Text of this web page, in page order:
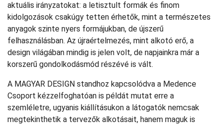
aktuális irányzatokat: a letisztult formák és finom
kidolgozások csakúgy tetten érhetők, mint a természetes
anyagok szinte nyers formájukban, de újszerű
felhasználásban. Az újraértelmezés, mint alkotó erő, a
design világában mindig is jelen volt, de napjainkra már a
korszerű gondolkodásmód részévé is vált.
A MAGYAR DESIGN standhoz kapcsolódva a Medence
Csoport kézzelfoghatóan is példát mutat erre a
szemléletre, ugyanis kiállításukon a látogatók nemcsak
megtekinthetik a tervezők alkotásait, hanem maguk is